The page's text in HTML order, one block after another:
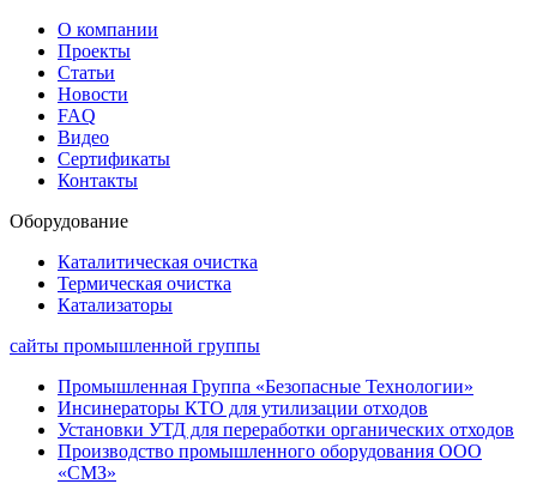
О компании
Проекты
Статьи
Новости
FAQ
Видео
Сертификаты
Контакты
Оборудование
Каталитическая очистка
Термическая очистка
Катализаторы
сайты промышленной группы
Промышленная Группа «Безопасные Технологии»
Инсинераторы КТО для утилизации отходов
Установки УТД для переработки органических отходов
Производство промышленного оборудования ООО
«СМЗ»